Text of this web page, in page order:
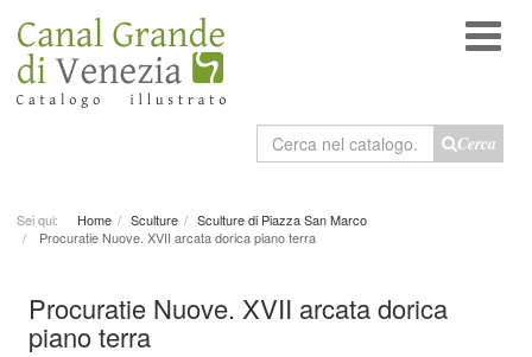
Cerca
Cerca
nel
Sei qui: Home Sculture
Sculture di Piazza San Marco
Procuratie Nuove. XVII arcata dorica piano terra
Procuratie Nuove. XVII arcata dorica
piano terra